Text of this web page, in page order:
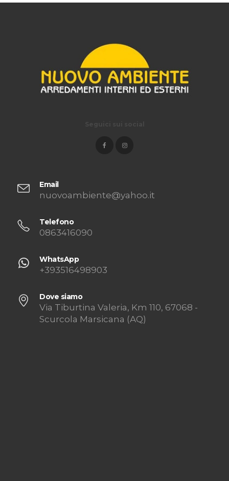
Email
nuovoambiente@yahoo.it
Telefono
0863416090
WhatsApp
+393516498903
Dove siamo
Via Tiburtina Valeria, Km 110, 67068 -
Scurcola Marsicana (AQ)